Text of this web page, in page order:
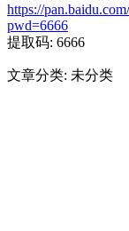
https://
pwd=6666
提取码: 6666
文章分类: 未分类